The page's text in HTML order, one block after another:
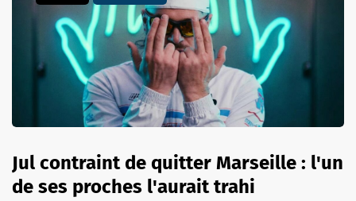
Jul contraint de quitter Marseille : l'un
de ses proches l'aurait trahi